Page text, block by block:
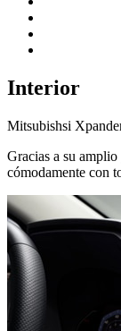
Interior
Mitsubishsi
Gracias a su
cómodamente con